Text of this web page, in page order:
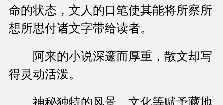
命的状态，文人的口笔使其能将所察所
想所思付诸文字带给读者。
阿来的小说深邃而厚重，散文却写
得灵动活泼。
神秘独特的风景、文化等赋予藏地